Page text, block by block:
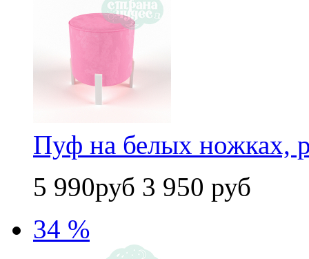
Пуф на белых ножках,
5 990руб 3 950 руб
34 %